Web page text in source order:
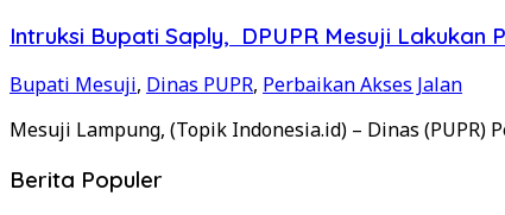
Intruksi Bupati Saply, DPUPR Mesuji Lakukan
Bupati Mesuji, Dinas PUPR, Perbaikan Akses Jalan
Mesuji Lampung, (Topik Indonesia.id) – Dinas
Berita Populer